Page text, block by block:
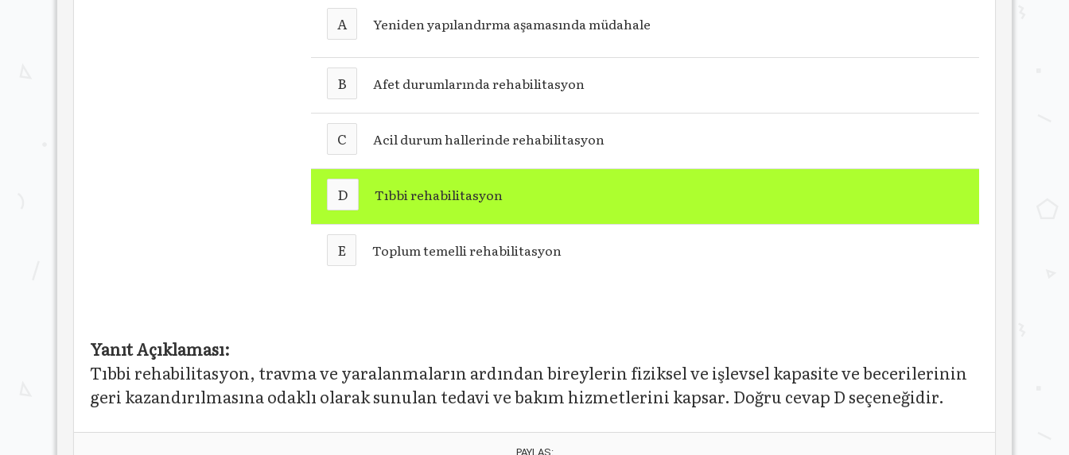
A Yeniden yapılandırma aşamasında müdahale
B Afet durumlarında rehabilitasyon
C Acil durum hallerinde rehabilitasyon
D Tıbbi rehabilitasyon
E Toplum temelli rehabilitasyon
Yanıt Açıklaması:
Tıbbi rehabilitasyon, travma ve yaralanmaların ardından bireylerin fiziksel ve işlevsel kapasite ve becerilerinin
geri kazandırılmasına odaklı olarak sunulan tedavi ve bakım hizmetlerini kapsar. Doğru cevap D seçeneğidir.
PAYLAŞ: